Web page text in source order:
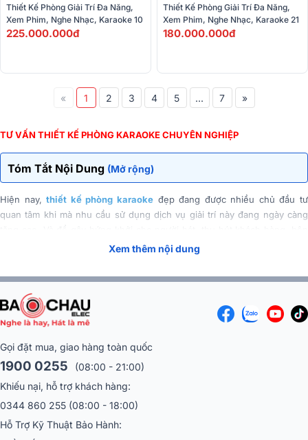
Thiết Kế Phòng Giải Trí Đa Năng,
Xem Phim, Nghe Nhạc, Karaoke 10
225.000.000đ
Thiết Kế Phòng Giải Trí Đa Năng,
Xem Phim, Nghe Nhạc, Karaoke 21
180.000.000đ
« 1 2 3 4 5 ... 7 »
TƯ VẤN THIẾT KẾ PHÒNG KARAOKE CHUYÊN NGHIỆP
Tóm Tắt Nội Dung (Mở rộng)
Hiện nay,thiết kế phòng karaokeđẹp đang được nhiều chủ đầu tư
quan tâm khi mà nhu cầu sử dụng dịch vụ giải trí này đang ngày càng
cạnh mức giá cạnh tranh, chất lượng âm thanh đảm bảo thì những mẫu
chuyên nghiệp ngay từ đầu.
Xem thêm nội dung
Gọi đặt mua, giao hàng toàn quốc
1900 0255
(08:00 - 21:00)
Khiếu nại, hỗ trợ khách hàng:
0344 860 255 (08:00 - 18:00)
Hỗ Trợ Kỹ Thuật Bảo Hành: